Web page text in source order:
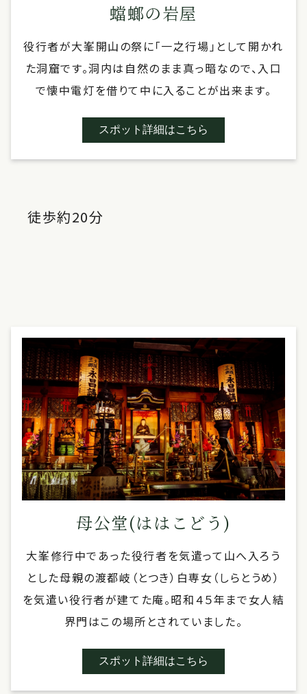
蟷螂の岩屋
役行者が大峯開山の祭に「一之行場」として開かれ
た洞窟です。洞内は自然のまま真っ暗なので、入口
で懐中電灯を借りて中に入ることが出来ます。
スポット詳細はこちら
徒歩約20分
母公堂(ははこどう)
大峯修行中であった役行者を気遣って山へ入ろう
とした母親の渡都岐（とつき）白専女（しらとうめ）
を気遣い役行者が建てた庵。昭和４５年まで女人結
界門はこの場所とされていました。
スポット詳細はこちら